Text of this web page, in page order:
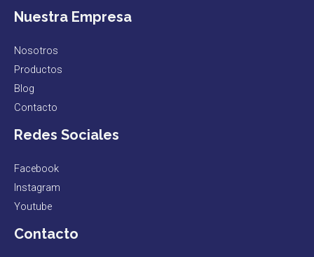
Nuestra Empresa
Nosotros
Productos
Blog
Contacto
Redes Sociales
Facebook
Instagram
Youtube
Contacto